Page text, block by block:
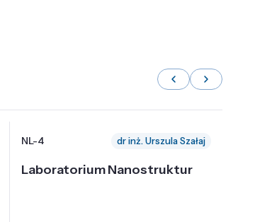
NL-4 dr inż. Urszula Szałaj
Laboratorium Nanostruktur